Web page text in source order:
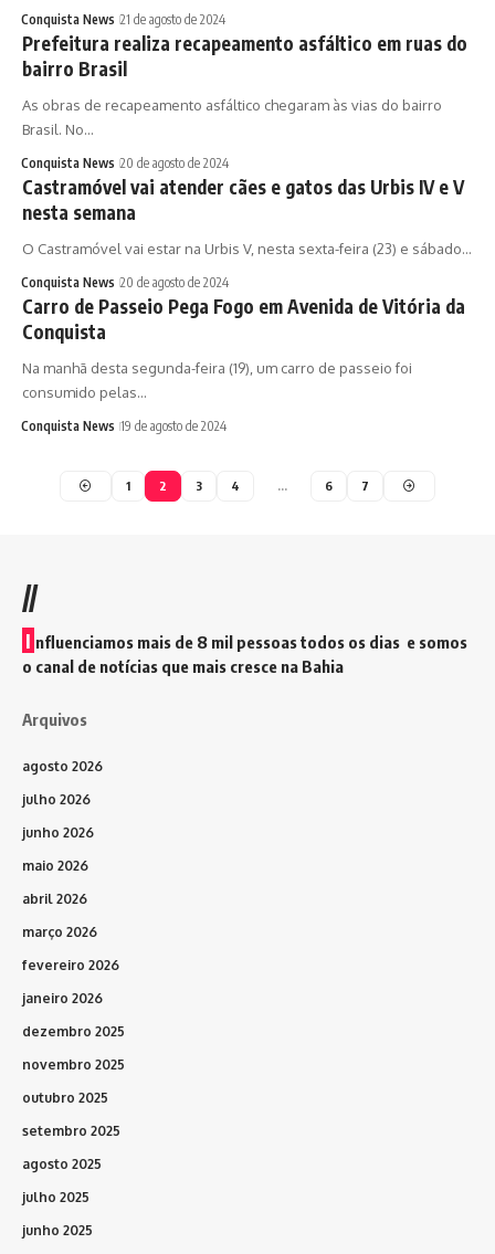
Conquista News 21 de agosto de 2024
Prefeitura realiza recapeamento asfáltico em ruas do
bairro Brasil
As obras de recapeamento asfáltico chegaram às vias do bairro
Brasil. No…
Conquista News 20 de agosto de 2024
Castramóvel vai atender cães e gatos das Urbis IV e V
nesta semana
O Castramóvel vai estar na Urbis V, nesta sexta-feira (23) e sábado…
Conquista News 20 de agosto de 2024
Carro de Passeio Pega Fogo em Avenida de Vitória da
Conquista
Na manhã desta segunda-feira (19), um carro de passeio foi
consumido pelas…
Conquista News 19 de agosto de 2024
1 2 3 4 … 6 7
//
I nfluenciamos mais de 8 mil pessoas todos os dias e somos
o canal de notícias que mais cresce na Bahia
Arquivos
agosto 2026
julho 2026
junho 2026
maio 2026
abril 2026
março 2026
fevereiro 2026
janeiro 2026
dezembro 2025
novembro 2025
outubro 2025
setembro 2025
agosto 2025
julho 2025
junho 2025